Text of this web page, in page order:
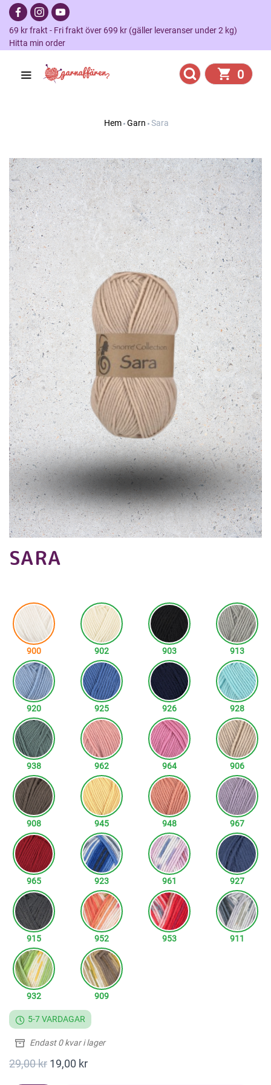
69 kr frakt - Fri frakt över 699 kr (gäller leveranser under 2 kg)
Hitta min order
0
Hem Garn Sara
SARA
900 902 903 913
920 925 926 928
938 962 964 906
908 945 948 967
965 923 961 927
915 952 953 911
932 909
5-7 VARDAGAR
Endast 0 kvar i lager
29,00 kr 19,00 kr